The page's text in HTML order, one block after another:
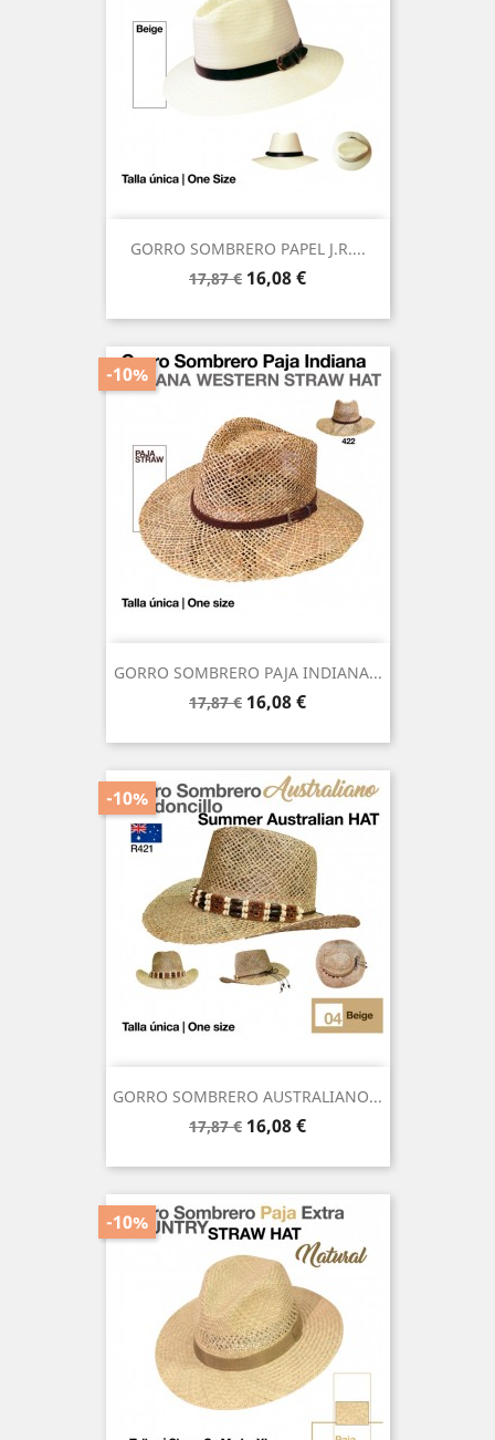
GORRO SOMBRERO PAPEL J.R....
Precio
17,87 € Precio
16,08 €
GORRO SOMBRERO PAJA INDIANA...
Precio
17,87 €
-10%
Precio
16,08 €
GORRO SOMBRERO AUSTRALIANO...
Precio
17,87 €
-10%
Precio
16,08 €
-10%